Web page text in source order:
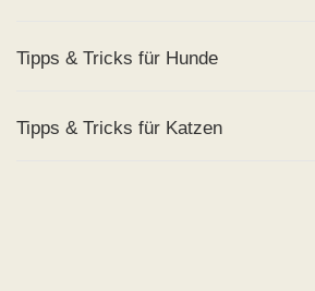
Tipps & Tricks für Hunde
Tipps & Tricks für Katzen